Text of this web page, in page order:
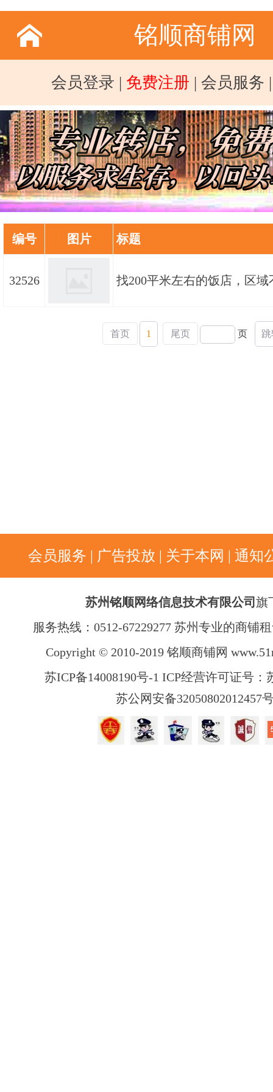
铭顺商铺网
会员登录 | 免费注册 | 会员服务
编号 图片 标题
32526 找200平米左右的饭店，区域
首页 1 尾页 页
会员服务 | 广告投放 | 关于本网 | 通知
苏州铭顺网络信息技术有限公司 旗
服务热线：0512-67229277 苏州专业的商铺
Copyright © 2010-2019 铭顺商铺网
苏ICP备14008190号-1 ICP经营许可证号：
苏公网安备32050802012457